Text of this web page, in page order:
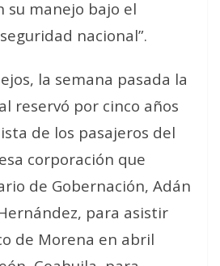
su manejo bajo el
nacional”.
la semana pasada la
reservó por cinco años
de los pasajeros del
corporación que
de Gobernación, Adán
para asistir
de Morena en abril